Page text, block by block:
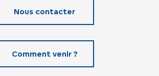
Nous contacter
Comment venir ?